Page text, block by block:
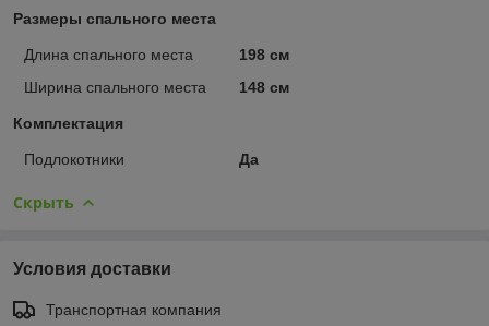
Размеры спального места
Длина спального места
198 см
Ширина спального места
148 см
Комплектация
Подлокотники Да
Скрыть
Условия доставки
Транспортная компания